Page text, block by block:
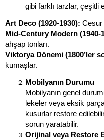
gibi farklı tarzlar, çeşitli
Art Deco (1920-1930): Cesur
Mid-Century Modern (1940-
ahşap tonları.
Viktorya Dönemi (1800’ler
kumaşlar.
Mobilyanın Durumu
Mobilyanın genel
lekeler veya eksik
kusurlar restore
sorun yaratabilir.
Orijinal veya Restore